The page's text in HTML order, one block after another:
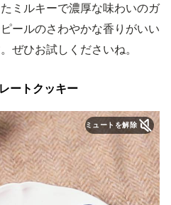
ミルキーで濃厚な味わいのガ
ールのさわやかな香りがいい
ぜひお試しくださいね。
ートクッキー
ミュートを解除